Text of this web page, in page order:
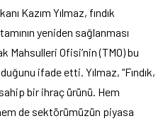
Kazım Yılmaz, fındık
yeniden sağlanması
Ofisi’nin (TMO) bu
ifade etti. Yılmaz, “Fındık,
bir ihraç ürünü. Hem
de sektörümüzün piyasa